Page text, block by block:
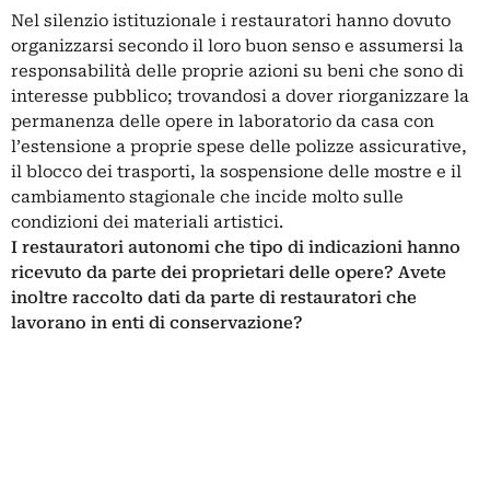
Nel silenzio istituzionale i restauratori hanno dovuto
organizzarsi secondo il loro buon senso e assumersi la
responsabilità delle proprie azioni su beni che sono di
interesse pubblico; trovandosi a dover riorganizzare la
permanenza delle opere in laboratorio da casa con
l’estensione a proprie spese delle polizze assicurative,
il blocco dei trasporti, la sospensione delle mostre e il
cambiamento stagionale che incide molto sulle
condizioni dei materiali artistici.
I restauratori autonomi che tipo di indicazioni hanno
ricevuto da parte dei proprietari delle opere? Avete
inoltre raccolto dati da parte di restauratori che
lavorano in enti di conservazione?